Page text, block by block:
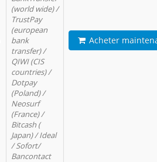
(world wide) /
TrustPay
(european
bank
transfer) /
QIWI (CIS
countries) /
Dotpay
(Poland) /
Neosurf
(France) /
Bitcash (
Japan) / Ideal
/ Sofort/
Bancontact
Acheter